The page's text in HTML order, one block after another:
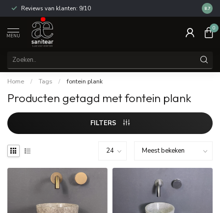
Reviews van klanten: 9/10 14
8.7
MENU
0
Home / Tags / fontein plank
Producten getagd met fontein plank
FILTERS